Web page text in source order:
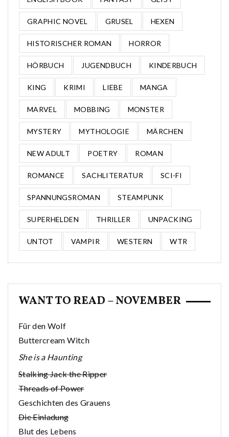
GRAPHIC NOVEL GRUSEL HEXEN
HISTORISCHER ROMAN HORROR
HÖRBUCH JUGENDBUCH KINDERBUCH
KING KRIMI LIEBE MANGA
MARVEL MOBBING MONSTER
MYSTERY MYTHOLOGIE MÄRCHEN
NEW ADULT POETRY ROMAN
ROMANCE SACHLITERATUR SCI-FI
SPANNUNGSROMAN STEAMPUNK
SUPERHELDEN THRILLER UNPACKING
UNTOT VAMPIR WESTERN WTR
WANT TO READ – NOVEMBER
Für den Wolf
Buttercream Witch
She is a Haunting
Stalking Jack the Ripper
Threads of Power
Geschichten des Grauens
Die Einladung
Blut des Lebens